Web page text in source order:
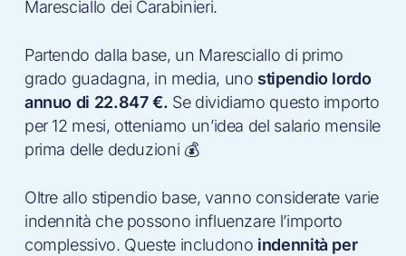
Maresciallo dei Carabinieri.
Partendo dalla base, un Maresciallo di primo
grado guadagna, in media, uno stipendio lordo
annuo di 22.847 €. Se dividiamo questo importo
per 12 mesi, otteniamo un’idea del salario mensile
prima delle deduzioni 💰
Oltre allo stipendio base, vanno considerate varie
indennità che possono influenzare l’importo
complessivo. Queste includono indennità per